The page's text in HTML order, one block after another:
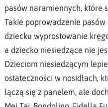
pasów naramiennych, które
Takie poprowadzenie
dziecku wyprostowanie
a dziecko niesiedzące nie
Dzieciom niesiedzącym
ostateczności w nosidłach,
łączą się z panelem, ale